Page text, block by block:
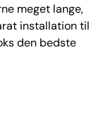
meget lange,
installation til
den bedste